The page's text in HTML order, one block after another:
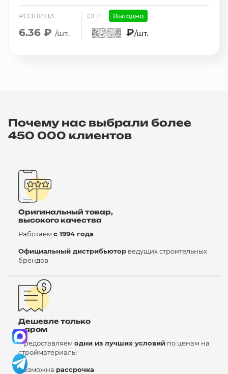
РОЗНИЦА
6.36 ₽ /шт.
ОПТ Выгодно
₽/шт.
Почему нас выбрали более
450 000 клиентов
Оригинальный товар,
высокого качества
Работаем с 1994 года
Официальный дистрибьютор ведущих строительных
брендов
Дешевле только
даром
Предоставляем одни из лучших условий по ценам на
стройматериалы
Возможна рассрочка